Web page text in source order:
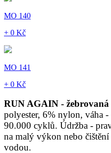
MO 140
+ 0 Kč
MO 141
+ 0 Kč
RUN AGAIN -
polyester, 6% nylon, váha
90.000 cyklů. Údržba -
na malý výkon nebo
vodou.